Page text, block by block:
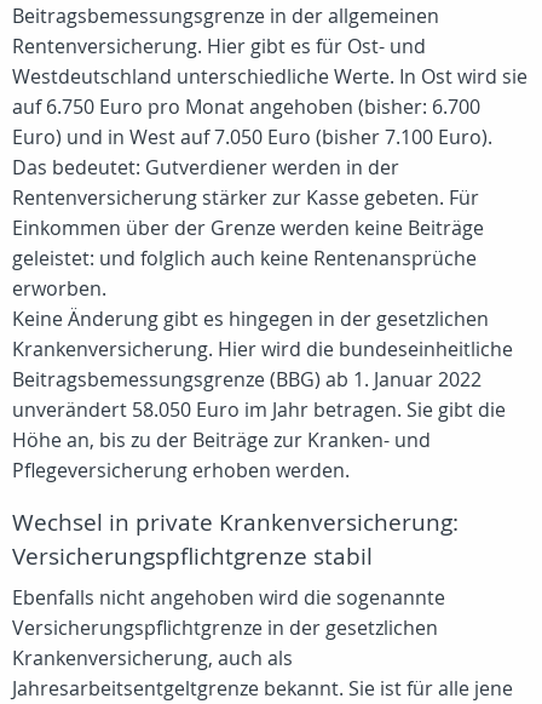
Beitragsbemessungsgrenze in der allgemeinen
Rentenversicherung. Hier gibt es für Ost- und
Westdeutschland unterschiedliche Werte. In Ost wird sie
auf 6.750 Euro pro Monat angehoben (bisher: 6.700
Euro) und in West auf 7.050 Euro (bisher 7.100 Euro).
Das bedeutet: Gutverdiener werden in der
Rentenversicherung stärker zur Kasse gebeten. Für
Einkommen über der Grenze werden keine Beiträge
geleistet: und folglich auch keine Rentenansprüche
erworben.
Keine Änderung gibt es hingegen in der gesetzlichen
Krankenversicherung. Hier wird die bundeseinheitliche
Beitragsbemessungsgrenze (BBG) ab 1. Januar 2022
unverändert 58.050 Euro im Jahr betragen. Sie gibt die
Höhe an, bis zu der Beiträge zur Kranken- und
Pflegeversicherung erhoben werden.
Wechsel in private Krankenversicherung:
Versicherungspflichtgrenze stabil
Ebenfalls nicht angehoben wird die sogenannte
Versicherungspflichtgrenze in der gesetzlichen
Krankenversicherung, auch als
Jahresarbeitsentgeltgrenze bekannt. Sie ist für alle jene